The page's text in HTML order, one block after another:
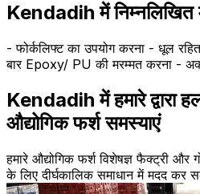
Kendadih में निम्नलिखित
- फोर्कलिफ्ट का उपयोग करना - धूल
बार Epoxy/ PU की मरम्मत करना -
Kendadih में हमारे द्वारा
औद्योगिक फर्श समस्याएं
हमारे औद्योगिक फर्श विशेषज्ञ फैक्ट्री और
के लिए दीर्घकालिक समाधान में मदद कर